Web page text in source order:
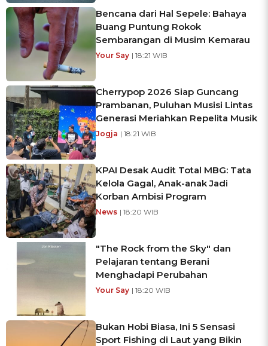
Bencana dari Hal Sepele: Bahaya
Buang Puntung Rokok
Sembarangan di Musim Kemarau
Your Say | 18:21 WIB
Cherrypop 2026 Siap Guncang
Prambanan, Puluhan Musisi Lintas
Generasi Meriahkan Repelita Musik
Jogja | 18:21 WIB
KPAI Desak Audit Total MBG: Tata
Kelola Gagal, Anak-anak Jadi
Korban Ambisi Program
News | 18:20 WIB
"The Rock from the Sky" dan
Pelajaran tentang Berani
Menghadapi Perubahan
Your Say | 18:20 WIB
Bukan Hobi Biasa, Ini 5 Sensasi
Sport Fishing di Laut yang Bikin